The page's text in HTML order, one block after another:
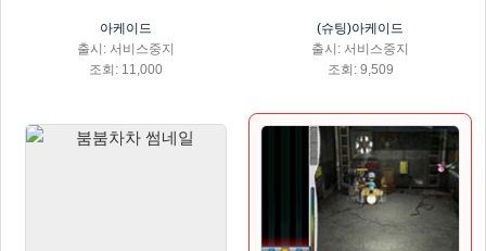
아케이드
출시: 서비스중지
조회: 11,000
(슈팅)아케이드
출시: 서비스중지
조회: 9,509